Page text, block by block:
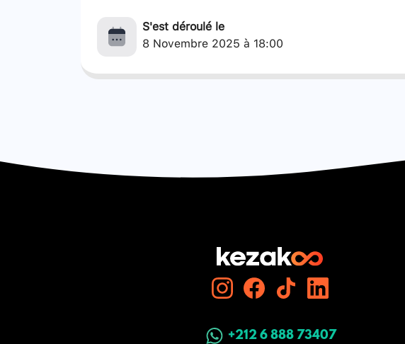
S'est déroulé le
8 Novembre 2025 à 18:00
+212 6 888 73407